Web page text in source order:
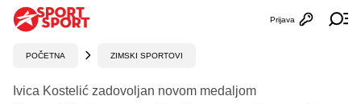
Otvori
Prijava
POČETNA ZIMSKI SPORTOVI
Ivica Kostelić zadovoljan novom medaljom